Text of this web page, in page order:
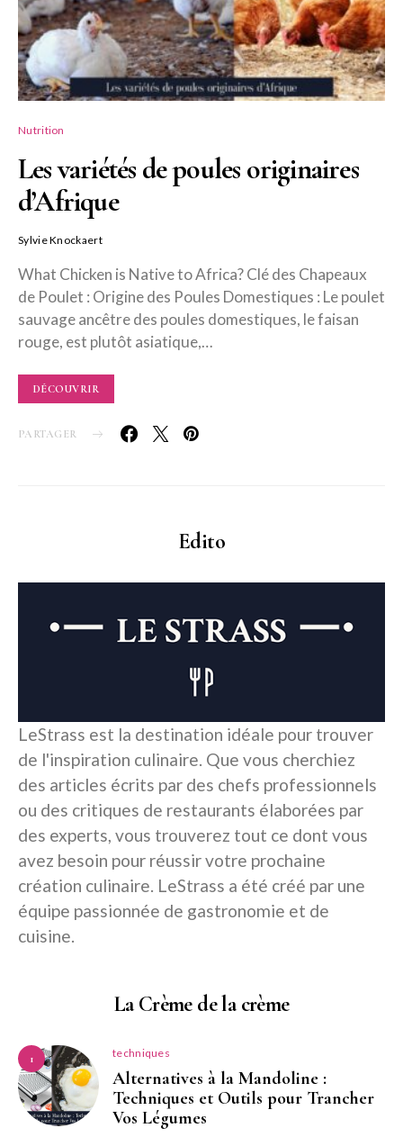
Nutrition
Les variétés de poules originaires
d’Afrique
Sylvie Knockaert
What Chicken is Native to Africa? Clé des Chapeaux
de Poulet : Origine des Poules Domestiques : Le poulet
sauvage ancêtre des poules domestiques, le faisan
rouge, est plutôt asiatique,…
DÉCOUVRIR
PARTAGER
Edito
LeStrass est la destination idéale pour trouver
de l'inspiration culinaire. Que vous cherchiez
des articles écrits par des chefs professionnels
ou des critiques de restaurants élaborées par
des experts, vous trouverez tout ce dont vous
avez besoin pour réussir votre prochaine
création culinaire. LeStrass a été créé par une
équipe passionnée de gastronomie et de
cuisine.
La Crème de la crème
1 techniques
Alternatives à la Mandoline :
Techniques et Outils pour Trancher
Vos Légumes